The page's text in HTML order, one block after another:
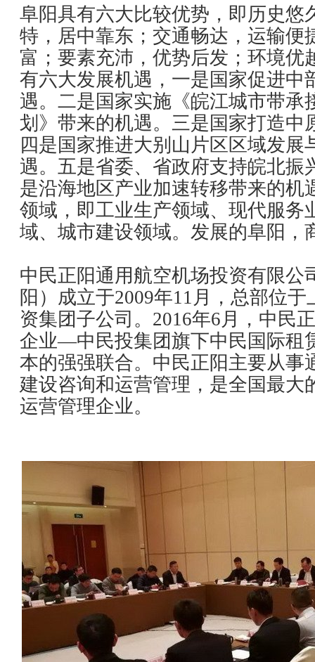
阜阳具有六大比较优势，即历史悠
特，居中靠东；交通畅达，运输便
富；要素充沛，优势后发；环境优
有六大发展机遇，一是国家促进中
遇。二是国家实施《皖江城市带承
划》带来的机遇。三是国家打造中
四是国家推进大别山片区区域发展
遇。五是省委、省政府支持皖北振
是沿海地区产业加速转移带来的机
领域，即工业生产领域、现代服务
域、城市建设领域。发展的阜阳，
中民正阳通用航空机场投资有限公
阳）成立于2009年11月，总部位
资集团子公司。2016年6月，中民
企业—中民投集团旗下中民国际租
本的强强联合。中民正阳主要从事
建设咨询和运营管理，是全国最大
运营管理企业。